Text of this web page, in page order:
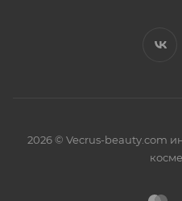
2026 © Vecrus-beauty.com